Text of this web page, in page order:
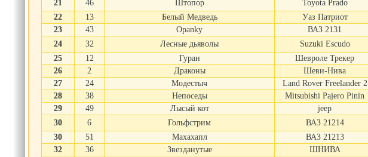
21
46 Штопор Toyota Prado
22
13 Белый Медведь Уаз Патриот
23
43 Opanky ВАЗ 2131
24
32 Лесные дьяволы Suzuki Escudo
25
12 Гуран Шевроле Трекер
26
2 Драконы Шеви-Нива
27
24 Модестыч Land Rover Freelander 2
28
38 Непоседы Mitsubishi Pajero Pinin
29
49 Лысый кот jeep
30
6 Гольфстрим ВАЗ 21214
30
51 Махахапл ВАЗ 21213
32
36 Звезданутые ШНИВА